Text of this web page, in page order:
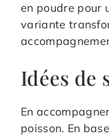
en poudre pour
variante
Idées de
En
poisson. En